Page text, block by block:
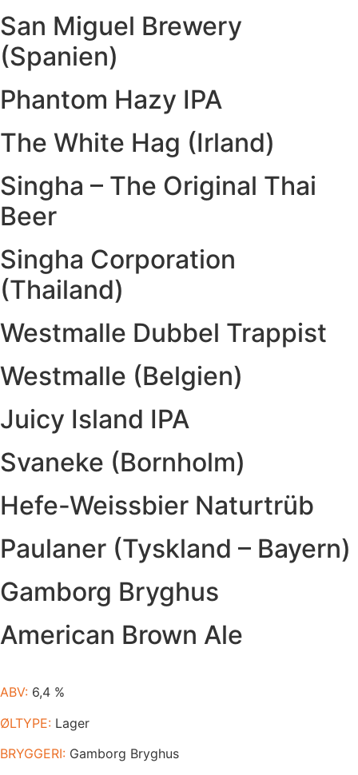
San Miguel Brewery
(Spanien)
Phantom Hazy IPA
The White Hag (Irland)
Singha – The Original Thai
Beer
Singha Corporation
(Thailand)
Westmalle Dubbel Trappist
Westmalle (Belgien)
Juicy Island IPA
Svaneke (Bornholm)
Hefe-Weissbier Naturtrüb
Paulaner (Tyskland – Bayern)
Gamborg Bryghus
American Brown Ale
ABV: 6,4 %
ØLTYPE: Lager
BRYGGERI: Gamborg Bryghus